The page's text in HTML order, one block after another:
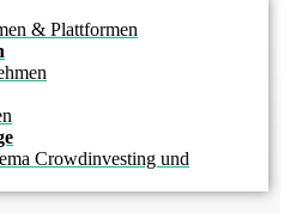
& Plattformen
Crowdinvesting und